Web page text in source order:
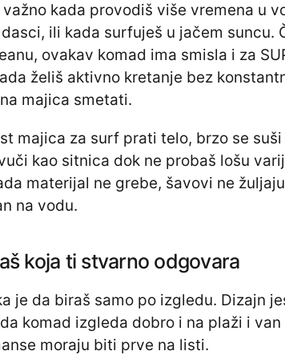
važno kada provodiš više vremena u
ili kada surfuješ u jačem suncu.
ovakav komad ima smisla i za
želiš aktivno kretanje bez
majica smetati.
majica za surf prati telo, brzo se
kao sitnica dok ne probaš lošu
materijal ne grebe, šavovi ne
na vodu.
koja ti stvarno odgovara
je da biraš samo po izgledu. Dizajn
komad izgleda dobro i na plaži i
moraju biti prve na listi.